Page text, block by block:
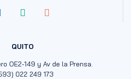
QUITO
OE2-149 y Av de la Prensa.
022 249 173